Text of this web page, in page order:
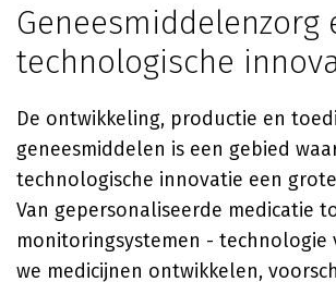
Geneesmiddelenzorg
technologische
De ontwikkeling, productie en
geneesmiddelen is een gebied
technologische innovatie een
Van gepersonaliseerde medicatie
monitoringsystemen - technologie
we medicijnen ontwikkelen,